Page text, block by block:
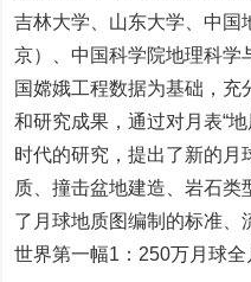
吉林大学、山东大学、中国
京）、中国科学院地理科学
国嫦娥工程数据为基础，
和研究成果，通过对月表“
时代的研究，提出了新的月
质、撞击盆地建造、岩石类
了月球地质图编制的标准、
世界第一幅1：250万月球全